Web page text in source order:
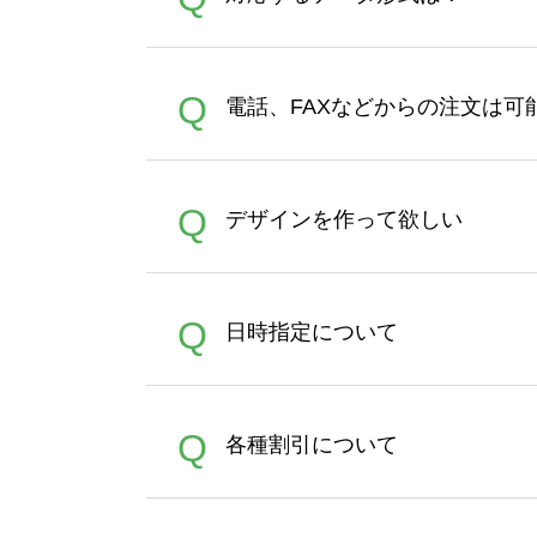
す。 30枚以上やシルク印刷な
さい。製作する数量が多けれ
A
ズは、20MBです。デジカメ
Illustratorからの直接入稿には
Q 電話、FAXなどからの注文は可
A
バッグコンシェルやタンブラ
Q デザインを作って欲しい
A
ン作成のお手伝いをすること
合は、デザインツールをご利
Q 日時指定について
A
者にご連絡いただき調整をお
Q 各種割引について